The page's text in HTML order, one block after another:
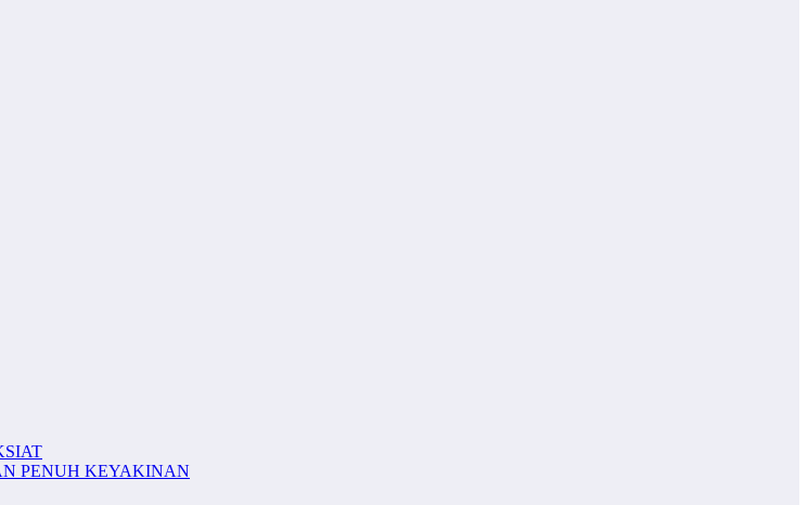
PENUH KEYAKINAN